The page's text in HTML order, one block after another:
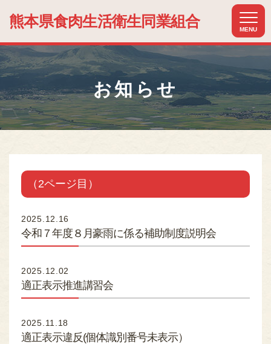
熊本県食肉生活衛生同業組合
お知らせ
（2ページ目）
2025.12.16
令和７年度８月豪雨に係る補助制度説明会
2025.12.02
適正表示推進講習会
2025.11.18
適正表示違反(個体識別番号未表示）
MENU
ホーム
HOME
組合について
ABOUT US
加盟店紹介
MEAT OF KUMAMOTO